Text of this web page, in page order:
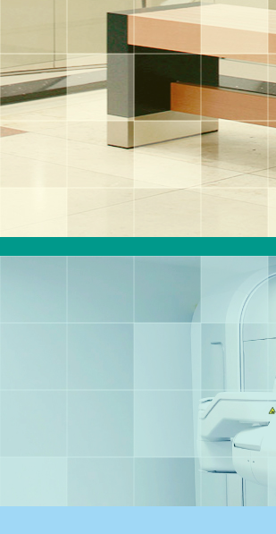
SCHREINEREI &